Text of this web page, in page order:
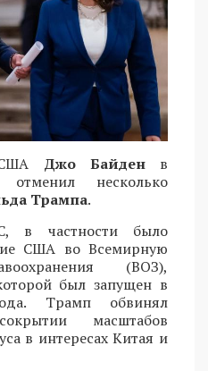
Джо Байденв
несколько
Трампа.
в частности было
США во Всемирную
(ВОЗ),
был запущен в
Трамп обвинял
масштабов
в интересах Китая и